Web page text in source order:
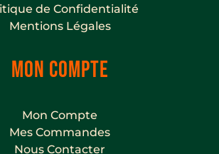
de Confidentialité
Mentions Légales
MON COMPTE
Mon Compte
Mes Commandes
Nous Contacter